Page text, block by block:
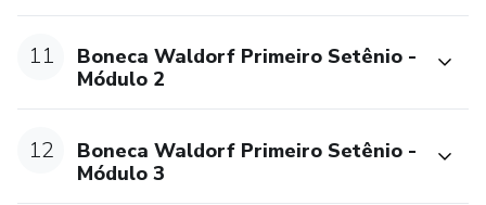
11
Boneca Waldorf Primeiro Setênio -
Módulo 2
12
Boneca Waldorf Primeiro Setênio -
Módulo 3